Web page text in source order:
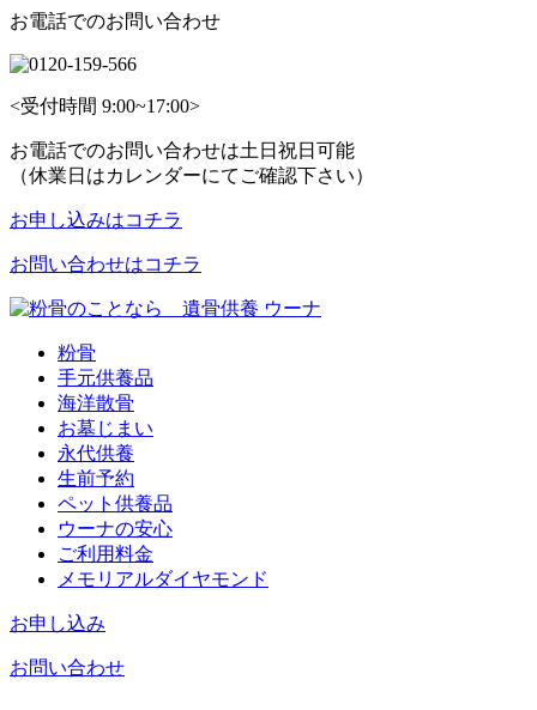
お電話でのお問い合わせ
<受付時間 9:00~17:00>
お電話でのお問い合わせは土日祝日可能
（休業日はカレンダーにてご確認下さい）
お申し込みはコチラ
お問い合わせはコチラ
粉骨
手元供養品
海洋散骨
お墓じまい
永代供養
生前予約
ペット供養品
ウーナの安心
ご利用料金
メモリアルダイヤモンド
お申し込み
お問い合わせ